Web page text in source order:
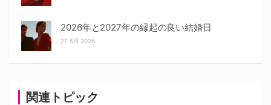
関連トピック
2026年と2027年の縁起の良い結婚日
27 5月 2026